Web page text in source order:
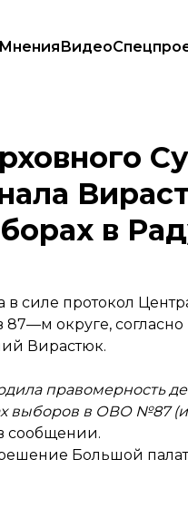
МненияВидео
Вирастюка победителем на
в
в силе протокол
87—м округе,
Вирастюк.
правомерность
выборов в ОВО №87
сообщении.
Большой